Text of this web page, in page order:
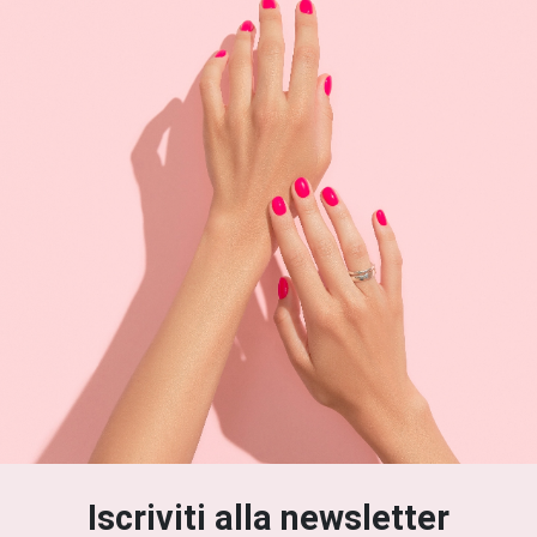
Iscriviti alla newsletter